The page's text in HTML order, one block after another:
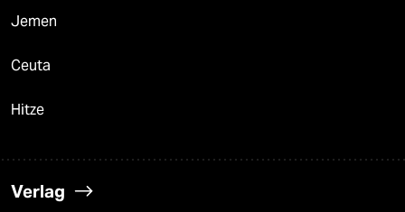
Jemen
Ceuta
Hitze
Verlag